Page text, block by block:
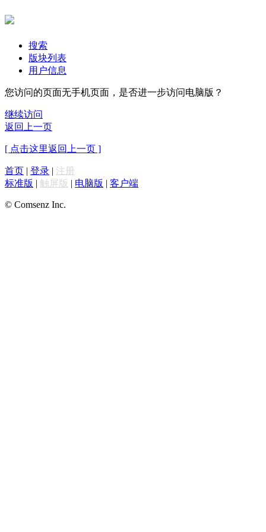
搜索
版块列表
用户信息
您访问的页面无手机页面，是否进一步访问电脑版？
继续访问
返回上一页
[ 点击这里返回上一页 ]
首页 | 登录 | 注册
标准版 | 触屏版 | 电脑版 | 客户端
© Comsenz Inc.